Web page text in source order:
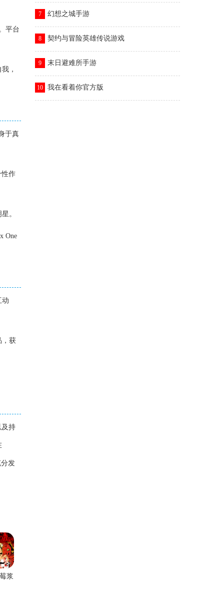
平台
，
于真
性作
。
One
动
，获
及持
发
浆
7 幻想之城手游
8 契约与冒险英雄传说游戏
9 末日避难所手游
10 我在看着你官方版